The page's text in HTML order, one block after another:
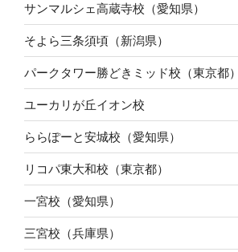
サンマルシェ高蔵寺校（愛知県）
そよら三条須頃（新潟県）
パークタワー勝どきミッド校（東京都）
ユーカリが丘イオン校
ららぽーと安城校（愛知県）
リコパ東大和校（東京都）
一宮校（愛知県）
三宮校（兵庫県）